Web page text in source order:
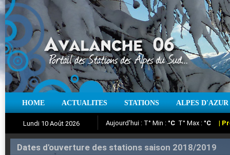
HOME ACTUALITES STATIONS ALPES D'AZUR
Lundi 10 Août 2026
Aujourd'hui : T° Min : °CT° Max : °C |
Iso à 0° :m Neige sur 12 heures : cm